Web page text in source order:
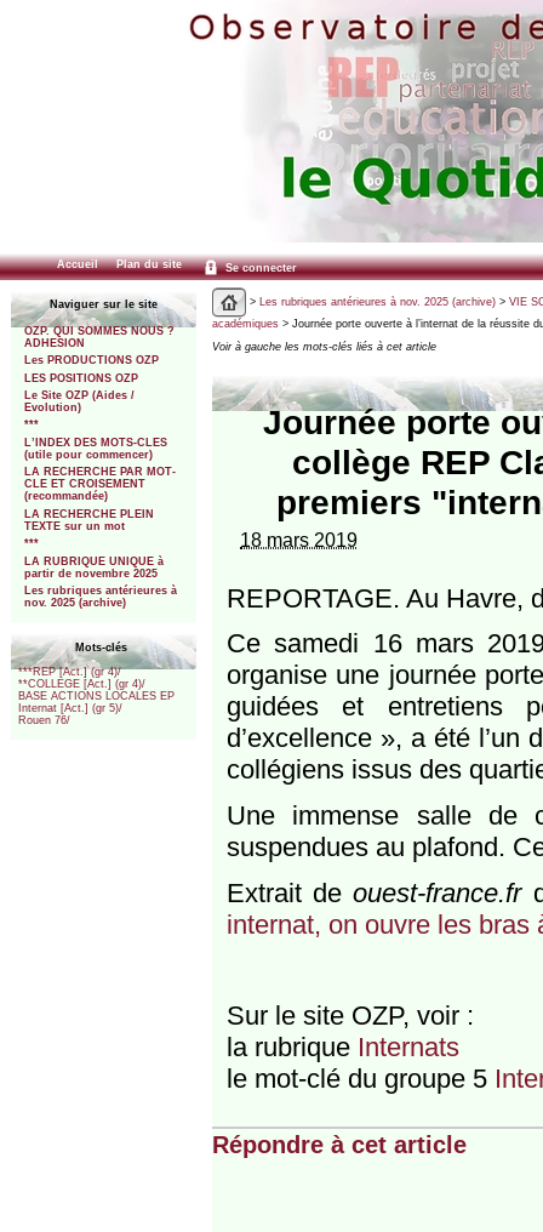
Accueil Plan du site Se connecter
Naviguer sur le site
OZP. QUI SOMMES NOUS ?
ADHESION
Les PRODUCTIONS OZP
LES POSITIONS OZP
Le Site OZP (Aides /
Evolution)
***
L’INDEX DES MOTS-CLES
(utile pour commencer)
LA RECHERCHE PAR MOT-
CLE ET CROISEMENT
(recommandée)
LA RECHERCHE PLEIN
TEXTE sur un mot
***
LA RUBRIQUE UNIQUE à
partir de novembre 2025
Les rubriques antérieures à
nov. 2025 (archive)
Mots-clés
***REP [Act.] (gr 4)/
**COLLEGE [Act.] (gr 4)/
BASE ACTIONS LOCALES EP
Internat [Act.] (gr 5)/
Rouen 76/
> Les rubriques antérieures à nov. 2025 (archive)> VIE
académiques> Journée porte ouverte à l’internat de la réussite
Voir à gauche les mots-clés liés à cet article
Journée porte
collège REP
premiers
18 mars 2019
REPORTAGE. Au Havre,
Ce samedi 16 mars
organise une journée
guidées et entretiens
d’excellence », a été
collégiens issus des
Une immense salle de
suspendues au plafond.
Extrait deouest-france.fr
internat, on ouvre les bras
Sur le site OZP, voir :
la rubrique Internats
le mot-clé du groupe 5
Répondre à cet article